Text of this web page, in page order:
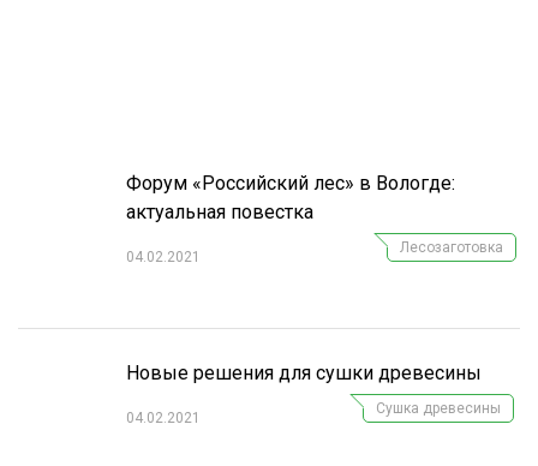
Форум «Российский лес» в Вологде:
актуальная повестка
04.02.2021
Лесозаготовка
Новые решения для сушки древесины
04.02.2021
Сушка древесины